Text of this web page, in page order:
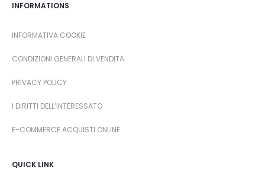
INFORMATIONS
INFORMATIVA COOKIE
CONDIZIONI GENERALI DI VENDITA
PRIVACY POLICY
I DIRITTI DELL’INTERESSATO
E-COMMERCE ACQUISTI ONLINE
QUICK LINK